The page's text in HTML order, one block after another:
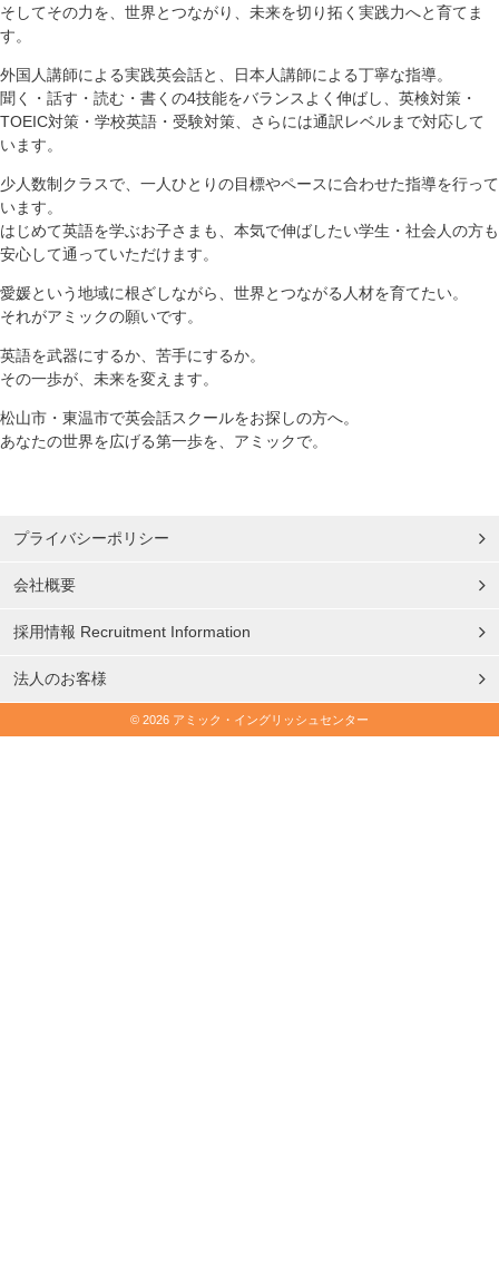
そしてその力を、世界とつながり、未来を切り拓く実践力へと育てま
す。
外国人講師による実践英会話と、日本人講師による丁寧な指導。
聞く・話す・読む・書くの4技能をバランスよく伸ばし、英検対策・
TOEIC対策・学校英語・受験対策、さらには通訳レベルまで対応して
います。
少人数制クラスで、一人ひとりの目標やペースに合わせた指導を行って
います。
はじめて英語を学ぶお子さまも、本気で伸ばしたい学生・社会人の方も
安心して通っていただけます。
愛媛という地域に根ざしながら、世界とつながる人材を育てたい。
それがアミックの願いです。
英語を武器にするか、苦手にするか。
その一歩が、未来を変えます。
松山市・東温市で英会話スクールをお探しの方へ。
あなたの世界を広げる第一歩を、アミックで。
プライバシーポリシー
会社概要
採用情報 Recruitment Information
法人のお客様
© 2026 アミック・イングリッシュセンター